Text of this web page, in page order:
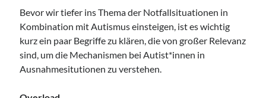
Bevor wir tiefer ins Thema der Notfallsituationen in
Kombination mit Autismus einsteigen, ist es wichtig
kurz ein paar Begriffe zu klären, die von großer Relevanz
sind, um die Mechanismen bei Autist*innen in
Ausnahmesitutionen zu verstehen.